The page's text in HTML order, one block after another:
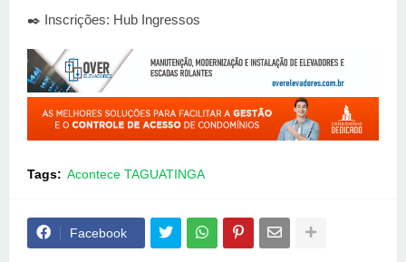
✒️ Inscrições: Hub Ingressos
Tags: Acontece TAGUATINGA
Facebook